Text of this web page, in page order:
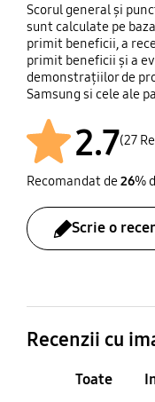
2.7(27
Recomandat de26%
Scrie o
Scorul general și
sunt calculate pe
primit beneficii, a
primit beneficii și a
demonstrațiilor de
Samsung si cele ale
Recenzii cu
Toate